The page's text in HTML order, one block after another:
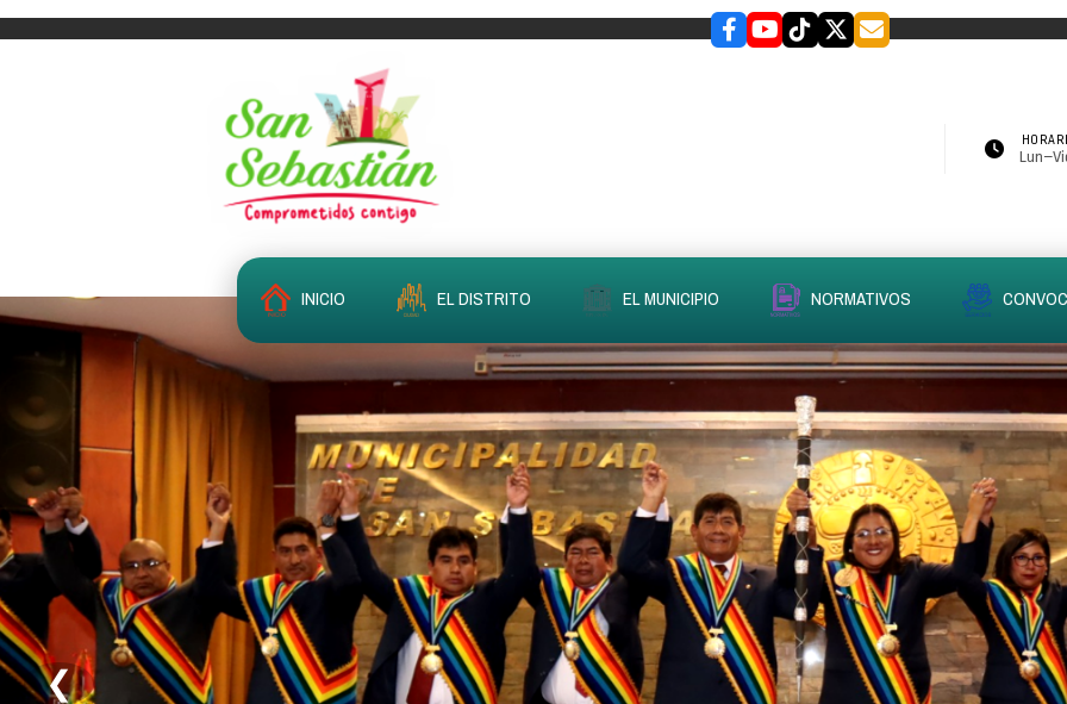
INICIO EL DISTRITO EL MUNICIPIO NORMATIVOS
slider
❮